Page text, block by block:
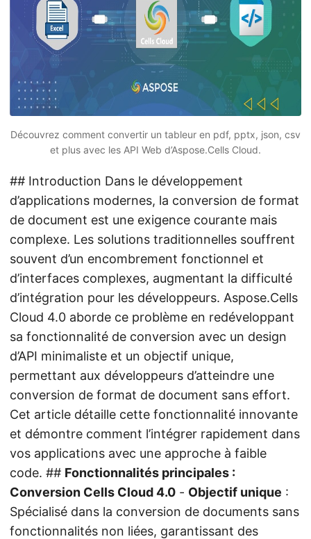
Découvrez comment convertir un tableur en pdf, pptx, json, csv
et plus avec les API Web d’Aspose.Cells Cloud.
## Introduction Dans le développement
d’applications modernes, la conversion de format
de document est une exigence courante mais
complexe. Les solutions traditionnelles souffrent
souvent d’un encombrement fonctionnel et
d’interfaces complexes, augmentant la difficulté
d’intégration pour les développeurs. Aspose.Cells
Cloud 4.0 aborde ce problème en redéveloppant
sa fonctionnalité de conversion avec un design
d’API minimaliste et un objectif unique,
permettant aux développeurs d’atteindre une
conversion de format de document sans effort.
Cet article détaille cette fonctionnalité innovante
et démontre comment l’intégrer rapidement dans
vos applications avec une approche à faible
code. ## Fonctionnalités principales :
Conversion Cells Cloud 4.0 - Objectif unique :
Spécialisé dans la conversion de documents sans
fonctionnalités non liées, garantissant des